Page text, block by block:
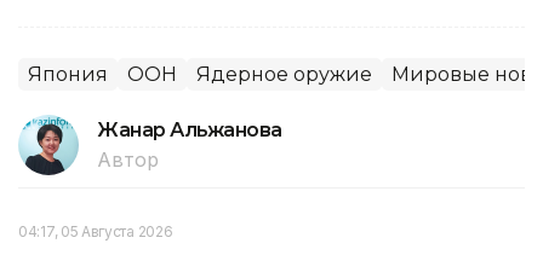
Япония ООН Ядерное оружие Мировые
Жанар Альжанова
Автор
04:17, 05 Августа 2026